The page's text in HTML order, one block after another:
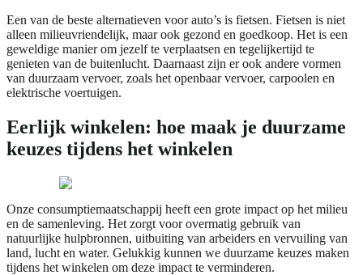
Een van de beste alternatieven voor auto’s is fietsen. Fietsen is niet
alleen milieuvriendelijk, maar ook gezond en goedkoop. Het is een
geweldige manier om jezelf te verplaatsen en tegelijkertijd te
genieten van de buitenlucht. Daarnaast zijn er ook andere vormen
van duurzaam vervoer, zoals het openbaar vervoer, carpoolen en
elektrische voertuigen.
Eerlijk winkelen: hoe maak je duurzame
keuzes tijdens het winkelen
Onze consumptiemaatschappij heeft een grote impact op het milieu
en de samenleving. Het zorgt voor overmatig gebruik van
natuurlijke hulpbronnen, uitbuiting van arbeiders en vervuiling van
land, lucht en water. Gelukkig kunnen we duurzame keuzes maken
tijdens het winkelen om deze impact te verminderen.